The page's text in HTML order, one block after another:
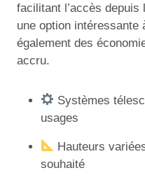
facilitant l’accès depuis
une option intéressante
également des
accru.
Systèmes
usages
Hauteurs
souhaité